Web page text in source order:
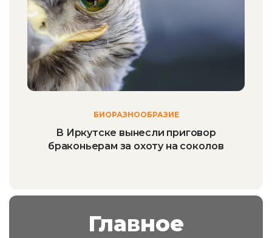
БИОРАЗНООБРАЗИЕ
В Иркутске вынесли приговор
браконьерам за охоту на соколов
Главное